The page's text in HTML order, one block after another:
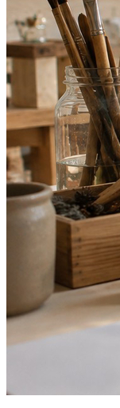
Bragantino